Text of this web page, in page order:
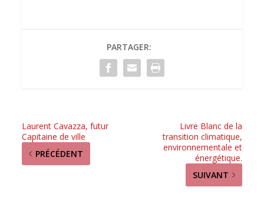
PARTAGER:
Laurent Cavazza, futur
Capitaine de ville
PRÉCÉDENT
Livre Blanc de la
transition climatique,
environnementale et
énergétique.
SUIVANT